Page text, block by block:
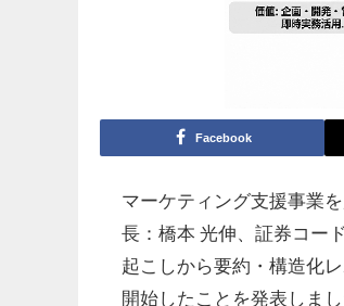
Facebook
マーケティング支援事業
長：橋本 光伸、証券コー
起こしから要約・構造化
開始したことを発表しまし